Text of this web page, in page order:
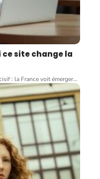
site change la
: la France voit émerger…